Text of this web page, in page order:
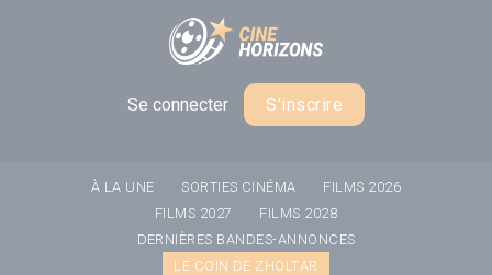
Se connecter S'inscrire
À LA UNE SORTIES CINÉMA
FILMS 2026
FILMS 2027
FILMS 2028
DERNIÈRES BANDES-ANNONCES
LE COIN DE ZHOLTAR
Panneau de gestion des cookies